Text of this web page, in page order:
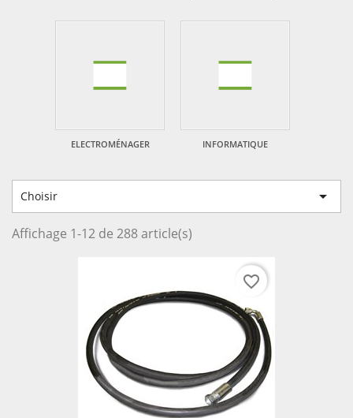
ELECTROMÉNAGER INFORMATIQUE
Choisir 
Affichage 1-12 de 288 article(s)
favorite_border